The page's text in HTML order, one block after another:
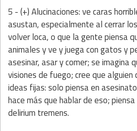
5 - (+) Alucinaciones: ve caras
asustan, especialmente al cerrar
volver loca, o que la gente piensa
animales y ve y juega con gatos y
asesinar, asar y comer; se imagina
visiones de fuego; cree que alguien
ideas fijas: solo piensa en
hace más que hablar de eso;
delirium tremens.